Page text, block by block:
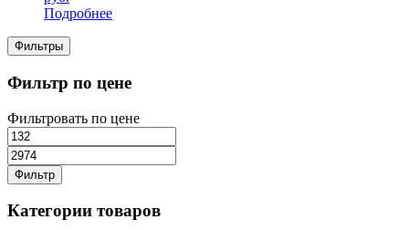
Подробнее
Фильтры
Фильтр по цене
Фильтровать по цене
Фильтр
Категории товаров